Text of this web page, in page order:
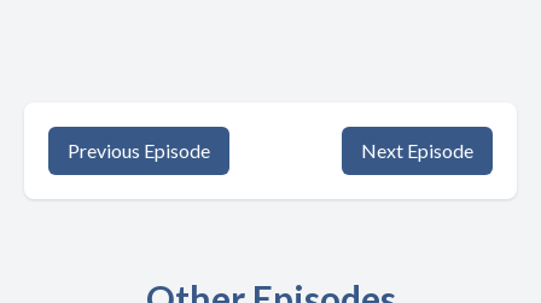
Previous Episode Next Episode